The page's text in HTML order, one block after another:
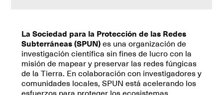
La Sociedad para la Protección de las Redes
Subterráneas (SPUN) es una organización de
investigación científica sin fines de lucro con la
misión de mapear y preservar las redes fúngicas
de la Tierra. En colaboración con investigadores y
comunidades locales, SPUN está acelerando los